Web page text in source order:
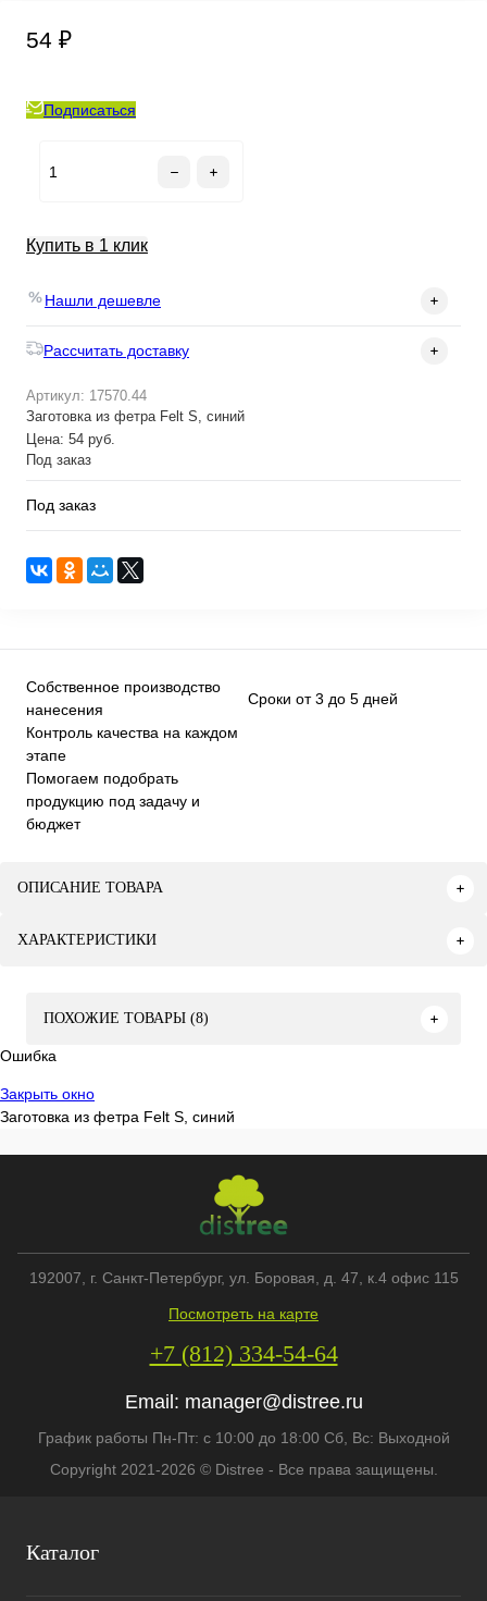
54 ₽
Подписаться
Купить в 1 клик
Нашли дешевле
Рассчитать доставку
Артикул: 17570.44
Заготовка из фетра Felt S, синий
Цена: 54 руб.
Под заказ
Под заказ
Собственное производство
нанесения
Сроки от 3 до 5 дней
Контроль качества на каждом
этапе
Помогаем подобрать
продукцию под задачу и
бюджет
ОПИСАНИЕ ТОВАРА
ХАРАКТЕРИСТИКИ
ПОХОЖИЕ ТОВАРЫ (8)
Ошибка
Закрыть окно
Заготовка из фетра Felt S, синий
Каталог
192007 , г. Санкт-Петербург, ул. Боровая, д. 47, к.4 офис 115
Посмотреть на карте
+7 (812) 334-54-64
Email: manager@distree.ru
График работы Пн-Пт: с 10:00 до 18:00 Сб, Вс: Выходной
Copyright 2021-2026 © Distree - Все права защищены.